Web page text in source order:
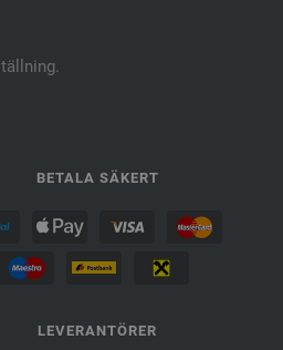
BETALA SÄKERT
LEVERANTÖRER